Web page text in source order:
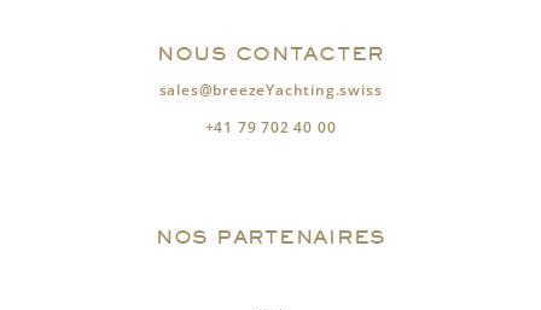
NOUS CONTACTER
sales@breezeYachting.swiss
+41 79 702 40 00
NOS PARTENAIRES